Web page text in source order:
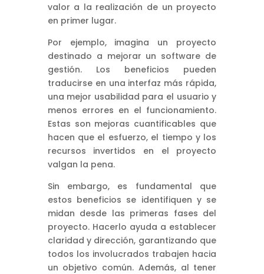
valor a la realización de un proyecto
en primer lugar.
Por ejemplo, imagina un proyecto
destinado a mejorar un software de
gestión. Los beneficios pueden
traducirse en una interfaz más rápida,
una mejor usabilidad para el usuario y
menos errores en el funcionamiento.
Estas son mejoras cuantificables que
hacen que el esfuerzo, el tiempo y los
recursos invertidos en el proyecto
valgan la pena.
Sin embargo, es fundamental que
estos beneficios se identifiquen y se
midan desde las primeras fases del
proyecto. Hacerlo ayuda a establecer
claridad y dirección, garantizando que
todos los involucrados trabajen hacia
un objetivo común. Además, al tener